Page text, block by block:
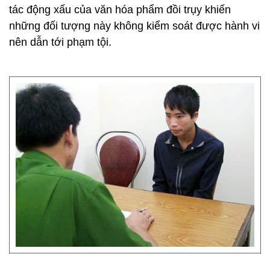
tác động xấu của văn hóa phẩm đồi trụy khiến
những đối tượng này không kiểm soát được hành vi
nên dẫn tới phạm tội.